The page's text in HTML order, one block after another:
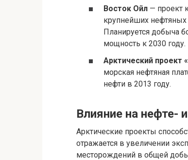
Восток Ойл — проект
крупнейших нефтяных
Планируется добыча
мощность к 2030 году.
Арктический проект
морская нефтяная
нефти в 2013 году.
Влияние на нефте-
Арктические проекты
отражается в увеличении
месторождений в общей